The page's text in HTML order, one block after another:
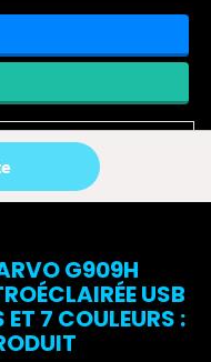
est disponible
G909H
USB
7 COULEURS :